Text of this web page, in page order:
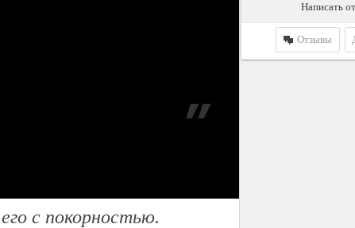
с покорностью.
Написать
Отзывы